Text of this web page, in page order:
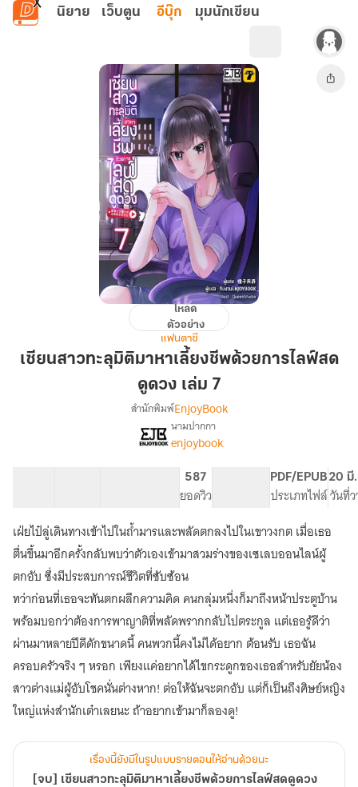
ข้ามไปยังเนื้อหาหลัก
นิยาย เว็บตูน อีบุ๊ก มุมนักเขียน
ทะลุ
มิติ
ด้วย
ไลฟ์
สด
ดูด
วง
เล่ม
7
โหลด
ตัวอย่าง
แฟนตาซี
เซียนสาวทะลุมิติมาหาเลี้ยงชีพด้วยการไลฟ์สด
ดูดวง เล่ม 7
เรื่อง [จบ]
เซียน
สาว
ทะลุ
มิติ
มา
หา
เลี้ยง
ชีพ
ด้วย
การ
ไลฟ์
สด
ดูด
วง
สำนักพิมพ์EnjoyBook
นามปากกา
enjoybook
587
ยอดวิว
PDF/EPUB
ประเภทไฟล์
20 มี
วันที่
เฝ่ยไป๋ลู่เดินทางเข้าไปในถ้ำมารและพลัดตกลงไปในเขาวงกต เมื่อเธอ
ตื่นขึ้นมาอีกครั้งกลับพบว่าตัวเองเข้ามาสวมร่างของเซเลบออนไลน์ผู้
ตกอับ ซึ่งมีประสบการณ์ชีวิตที่ซับซ้อน
ทว่าก่อนที่เธอจะทันตกผลึกความคิด คนกลุ่มหนึ่งก็มาถึงหน้าประตูบ้าน
พร้อมบอกว่าต้องการพาญาติที่พลัดพรากกลับไปตระกูล แต่เธอรู้ดีว่า
ผ่านมาหลายปีดีดักขนาดนี้ คนพวกนี้คงไม่ได้อยาก ต้อนรับ เธอฉัน
ครอบครัวจริง ๆ หรอก เพียงแค่อยากได้ไขกระดูกของเธอสำหรับยัยน้อง
สาวต่างแม่ผู้อับโชคนั่นต่างหาก! ต่อให้ฉันจะตกอับ แต่ก็เป็นถึงศิษย์หญิง
ใหญ่แห่งสำนักเต๋าเลยนะ ถ้าอยากเข้ามาก็ลองดู!
เรื่องนี้ยังมีในรูปแบบรายตอนให้อ่านด้วยนะ
[จบ] เซียนสาวทะลุมิติมาหาเลี้ยงชีพด้วยการไลฟ์สดดูดวง